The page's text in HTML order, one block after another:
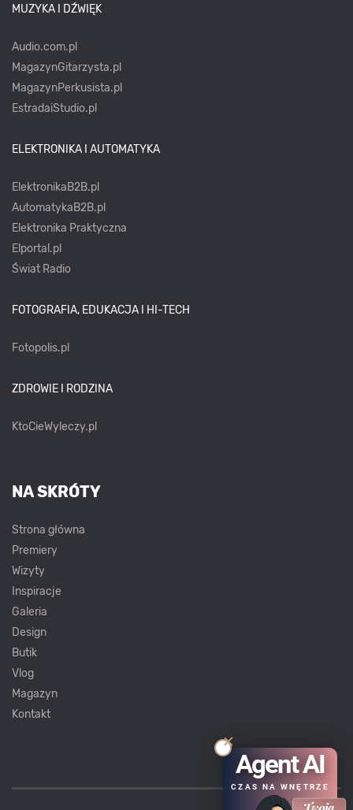
MUZYKA I DŹWIĘK
Audio.com.pl
MagazynGitarzysta.pl
MagazynPerkusista.pl
EstradaiStudio.pl
ELEKTRONIKA I AUTOMATYKA
ElektronikaB2B.pl
AutomatykaB2B.pl
Elektronika Praktyczna
Elportal.pl
Świat Radio
FOTOGRAFIA, EDUKACJA I HI-TECH
Fotopolis.pl
ZDROWIE I RODZINA
KtoCieWyleczy.pl
NA SKRÓTY
Strona główna
Premiery
Wizyty
Inspiracje
Galeria
Design
Butik
Vlog
Magazyn
Kontakt
Agent AI
CZAS NA WNĘTRZE